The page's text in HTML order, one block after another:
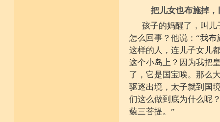
把儿女也布施掉
孩子的妈醒了，叫
怎么回事？他说：“我
这样的人，连儿子女儿
这个小岛上？因为我把
了，它是国宝唉。那么
驱逐出境，太子就到国
们这么做到底为什么呢
藐三菩提。”